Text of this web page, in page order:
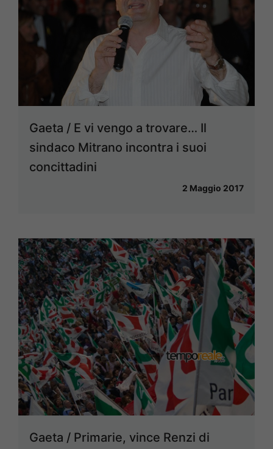
Gaeta / E vi vengo a trovare… Il
sindaco Mitrano incontra i suoi
concittadini
2 Maggio 2017
Gaeta / Primarie, vince Renzi di